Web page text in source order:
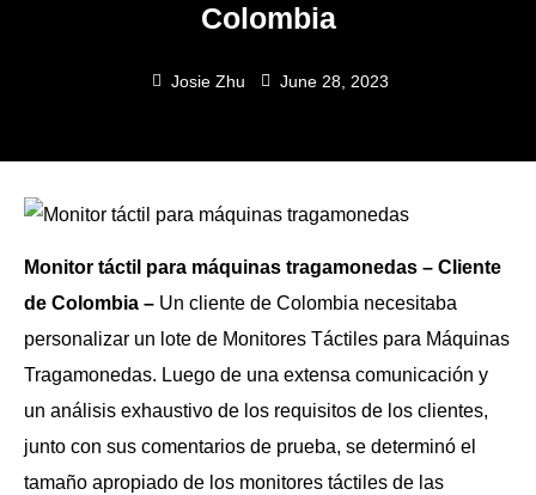
Colombia
Josie Zhu June 28, 2023
Monitor táctil para máquinas tragamonedas – Cliente
de Colombia – Un cliente de Colombia necesitaba
personalizar un lote de Monitores Táctiles para Máquinas
Tragamonedas. Luego de una extensa comunicación y
un análisis exhaustivo de los requisitos de los clientes,
junto con sus comentarios de prueba, se determinó el
tamaño apropiado de los monitores táctiles de las